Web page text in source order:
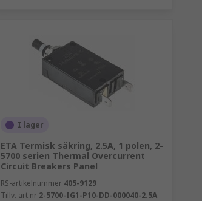
I lager
ETA Termisk säkring, 2.5A, 1 polen, 2-
5700 serien Thermal Overcurrent
Circuit Breakers Panel
RS-artikelnummer 405-9129
Tillv. art.nr 2-5700-IG1-P10-DD-000040-2.5A